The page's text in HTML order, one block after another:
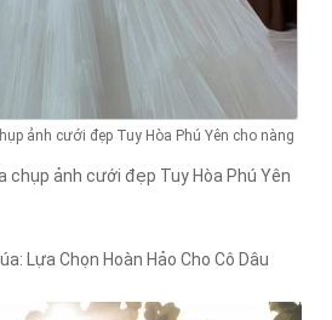
ảnh cưới đẹp Tuy Hòa Phú Yên cho nàng
chụp ảnh cưới đẹp Tuy Hòa Phú Yên
Lựa Chọn Hoàn Hảo Cho Cô Dâu